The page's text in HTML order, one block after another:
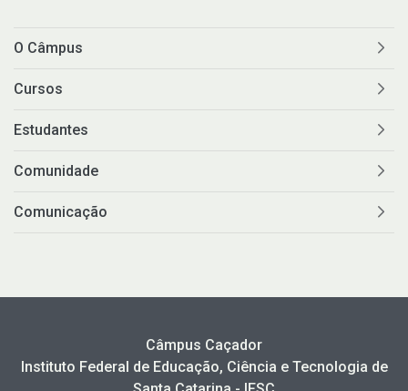
O Câmpus
Cursos
Estudantes
Comunidade
Comunicação
Câmpus Caçador
Instituto Federal de Educação, Ciência e Tecnologia de